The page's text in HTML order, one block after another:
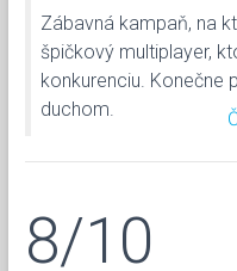
Zábavná kampaň, na
špičkový multiplayer,
konkurenciu. Konečne
duchom.
8/10